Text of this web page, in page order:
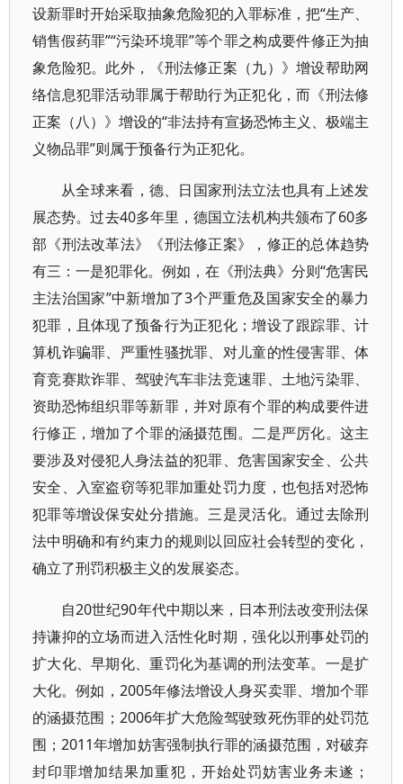
设新罪时开始采取抽象危险犯的入罪标准，把“生产、
销售假药罪”“污染环境罪”等个罪之构成要件修正为抽
象危险犯。此外，《刑法修正案（九）》增设帮助网
络信息犯罪活动罪属于帮助行为正犯化，而《刑法修
正案（八）》增设的“非法持有宣扬恐怖主义、极端主
义物品罪”则属于预备行为正犯化。
从全球来看，德、日国家刑法立法也具有上述发
展态势。过去40多年里，德国立法机构共颁布了60多
部《刑法改革法》《刑法修正案》，修正的总体趋势
有三：一是犯罪化。例如，在《刑法典》分则“危害民
主法治国家”中新增加了3个严重危及国家安全的暴力
犯罪，且体现了预备行为正犯化；增设了跟踪罪、计
算机诈骗罪、严重性骚扰罪、对儿童的性侵害罪、体
育竞赛欺诈罪、驾驶汽车非法竞速罪、土地污染罪、
资助恐怖组织罪等新罪，并对原有个罪的构成要件进
行修正，增加了个罪的涵摄范围。二是严厉化。这主
要涉及对侵犯人身法益的犯罪、危害国家安全、公共
安全、入室盗窃等犯罪加重处罚力度，也包括对恐怖
犯罪等增设保安处分措施。三是灵活化。通过去除刑
法中明确和有约束力的规则以回应社会转型的变化，
确立了刑罚积极主义的发展姿态。
自20世纪90年代中期以来，日本刑法改变刑法保
持谦抑的立场而进入活性化时期，强化以刑事处罚的
扩大化、早期化、重罚化为基调的刑法变革。一是扩
大化。例如，2005年修法增设人身买卖罪、增加个罪
的涵摄范围；2006年扩大危险驾驶致死伤罪的处罚范
围；2011年增加妨害强制执行罪的涵摄范围，对破弃
封印罪增加结果加重犯，开始处罚妨害业务未遂；